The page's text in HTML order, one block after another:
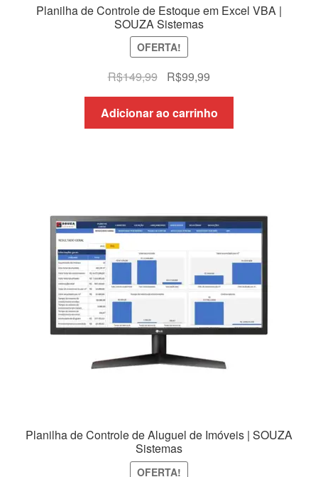
Planilha de Controle de Estoque em Excel VBA |
SOUZA Sistemas
OFERTA!
R$149,99
O
preço
original
era:
R$99,99
preço
atual
é:
Adicionar ao carrinho
Planilha de Controle de Aluguel de Imóveis | SOUZA
Sistemas
OFERTA!